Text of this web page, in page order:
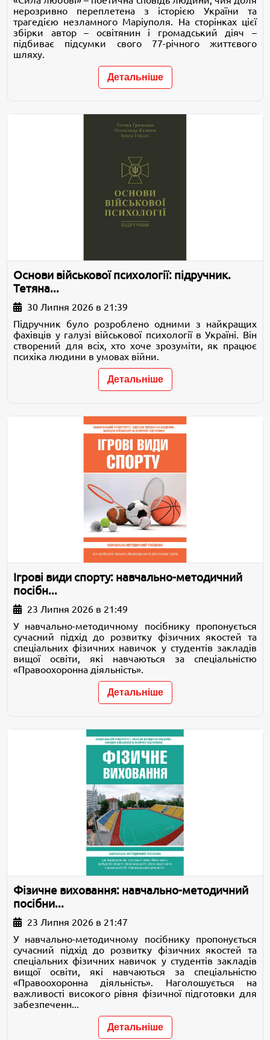
нерозривно переплетена з історією України та
трагедією незламного Маріуполя. На сторінках цієї
збірки автор – освітянин і громадський діяч –
підбиває підсумки свого 77-річного життєвого
шляху.
Детальніше
Основи військової психології: підручник.
Тетяна...
30 Липня 2026 в 21:39
Підручник було розроблено одними з найкращих
фахівців у галузі військової психології в Україні. Він
створений для всіх, хто хоче зрозуміти, як працює
психіка людини в умовах війни.
Детальніше
Ігрові види спорту: навчально-методичний
посібн...
23 Липня 2026 в 21:49
У навчально-методичному посібнику пропонується
сучасний підхід до розвитку фізичних якостей та
спеціальних фізичних навичок у студентів закладів
вищої освіти, які навчаються за спеціальністю
«Правоохоронна діяльність».
Детальніше
Фізичне виховання: навчально-методичний
посібни...
23 Липня 2026 в 21:47
У навчально-методичному посібнику пропонується
сучасний підхід до розвитку фізичних якостей та
спеціальних фізичних навичок у студентів закладів
вищої освіти, які навчаються за спеціальністю
«Правоохоронна діяльність». Наголошується на
важливості високого рівня фізичної підготовки для
забезпеченн...
Детальніше